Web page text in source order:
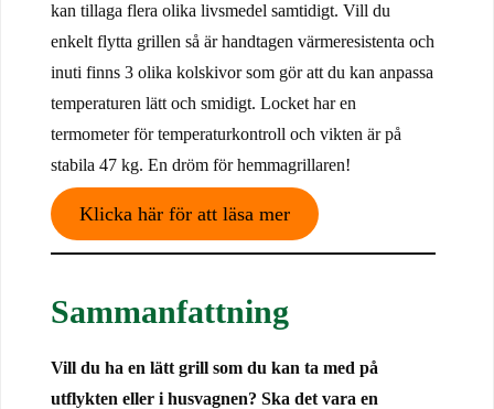
kan tillaga flera olika livsmedel samtidigt. Vill du
enkelt flytta grillen så är handtagen värmeresistenta och
inuti finns 3 olika kolskivor som gör att du kan anpassa
temperaturen lätt och smidigt. Locket har en
termometer för temperaturkontroll och vikten är på
stabila 47 kg. En dröm för hemmagrillaren!
Klicka här för att läsa mer
Sammanfattning
Vill du ha en lätt grill som du kan ta med på
utflykten eller i husvagnen? Ska det vara en